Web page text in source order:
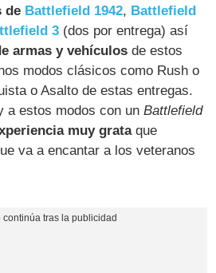
de Battlefield 1942, Battlefield
3 (dos por entrega) así
armas y vehículos de estos
modos clásicos como Rush o
o Asalto de estas entregas.
a estos modos con unBattlefield
muy grataque
va a encantar a los veteranos